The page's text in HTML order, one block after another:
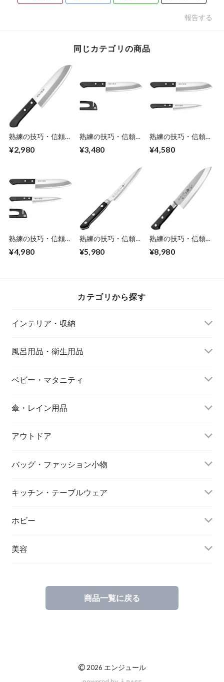
報告する
同じカテゴリの商品
熟練の技巧・信頼の
渡り16.5cm ステン
る新潟県燕市の熟練
技巧 エンヴェール
ヘルック
¥2,980
熟練の技巧・信頼の
16.5cm ミニ砥ぎ器
る新潟県燕市の熟練
技巧 エンヴェール
¥3,480
熟練の技巧・信頼の
16.5cm ペティナイ
世界に誇る新潟県燕
市の熟練技巧 エン
ヴェールヘルック
¥4,580
熟練の技巧・信頼の
16.5cm ペティナイ
¥4,980
熟練の技巧・信頼の
フ 13cm 高級刃物材
耐久性が素晴らしい
¥5,980
熟練の技巧・信頼の
16.5cm 高級刃物材
ヴェールヘルック
¥8,980
カテゴリから探す
インテリア・収納
風呂用品・衛生用品
ベビー・マタニティ
傘・レイン用品
アウトドア
バッグ・ファッション小物
キッチン・テーブルウェア
ホビー
美容
商品一覧に戻る
© 2026 エンジュール